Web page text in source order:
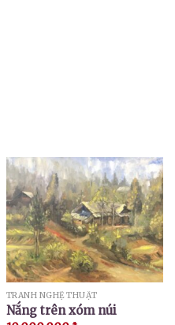
TRANH NGHỆ THUẬT
Nắng trên xóm núi